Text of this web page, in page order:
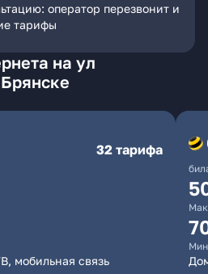
оператор перезвонит и
тарифы
на ул
32 тарифа
мобильная связь